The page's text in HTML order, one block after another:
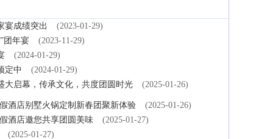
宴成绩突出
(2023-01-29)
团年宴
(2023-11-29)
(2024-01-29)
定中
(2024-01-29)
大启幕，传承文化，共度团圆时光 (2025-01-26)
酒店别墅火锅定制新春团聚新体验
(2025-01-26)
酒店邀您共享团圆美味
(2025-01-27)
(2025-01-27)